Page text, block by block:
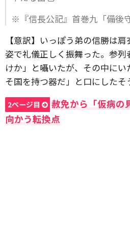
※『信長公記』首巻九「備後
【意訳】いっぽう弟の信勝は肩
姿で礼儀正しく振舞った。参
けか」と囁いたが、その中に
そ国を持つ器だ」と口にしたそ
2ページ目
赦免から「仮病
向かう転換点